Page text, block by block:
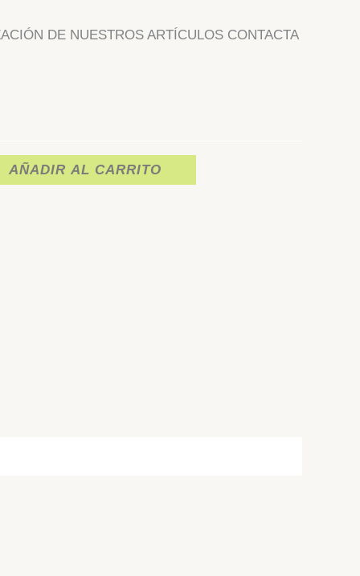
DE NUESTROS ARTÍCULOS CONTACTA
AÑADIR AL CARRITO